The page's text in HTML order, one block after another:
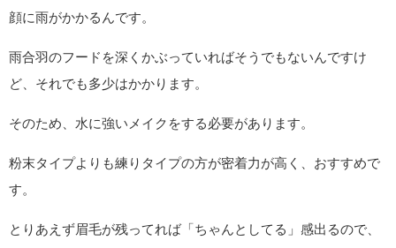
顔に雨がかかるんです。
雨合羽のフードを深くかぶっていればそうでもないんですけ
ど、それでも多少はかかります。
そのため、水に強いメイクをする必要があります。
粉末タイプよりも練りタイプの方が密着力が高く、おすすめで
す。
とりあえず眉毛が残ってれば「ちゃんとしてる」感出るので、